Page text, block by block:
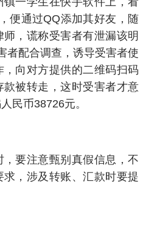
便通过QQ添加其好友，随
，谎称受害者有泄漏该明
者配合调查，诱导受害者使
向对方提供的二维码扫码
被转走，这时受害者才意
民币38726元。
要注意甄别真假信息，不
，涉及转账、汇款时要提